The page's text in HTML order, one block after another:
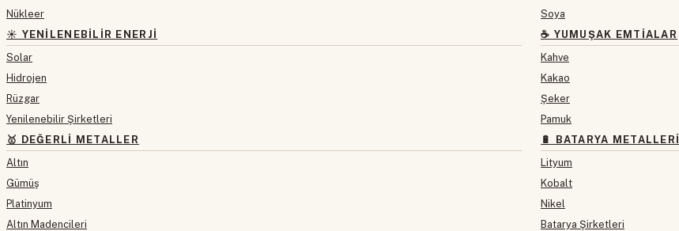
Nükleer
☀️ YENILENEBILIR ENERJI
Solar
Hidrojen
Rüzgar
Yenilenebilir Şirketleri
🥇 DEĞERLI METALLER
Altın
Gümüş
Platinyum
Altın Madencileri
Soya
☕ YUMUŞAK EMTIALAR
Kahve
Kakao
Şeker
Pamuk
🔋 BATARYA METALLERI
Lityum
Kobalt
Nikel
Batarya Şirketleri